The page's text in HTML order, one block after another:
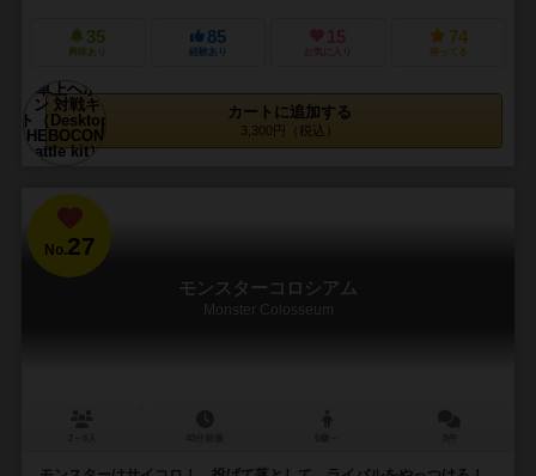
35
興味あり
85
経験あり
15
お気に入り
74
持ってる
カートに追加する
3,300円（税込）
No.27
モンスターコロシアム
Monster Colosseum